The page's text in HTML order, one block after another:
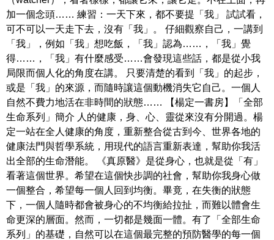
加一個念頭…… 練習：一天下來，都不要提「我」 試試看，
可不可以一天走下去，沒有「我」。 仔細觀察自己，一講到
「我」，例如「我」想吃飯，「我」認為……，「我」覺
得……，「我」有什麼感受……會發現這些話，都是從小我
局限而個人化的角度在講。 只要清楚的看到「我」的起步，
或是「我」的來源，而隨時讓這個動機消失它自己。一個人
自然不費力地活在非時間的狀態…… 【楊定一書房】「全部
生命系列」簡介 人的健康，身、心、靈從來沒有分開過。楊
定一站在全人健康的角度，重新整合從古到今、世界各地的
健康法門與哲學系統，用現代的語言重新表達，幫助你我活
出全部的生命潛能。 《真原醫》是從身心，也就是從「有」
看著這個世界。希望在這個快步調的社會，幫助你我身心做
一個整合，希望每一個人回到均衡。畢竟，在失衡的狀態
下，一個人隨時都會被身心的不均衡給拉扯，而難以體會生
命更深的層面。然而，一切都是幾面一體。有了「全部生命
系列」的基礎，自然可以在這個最完整的預防醫學的每一個